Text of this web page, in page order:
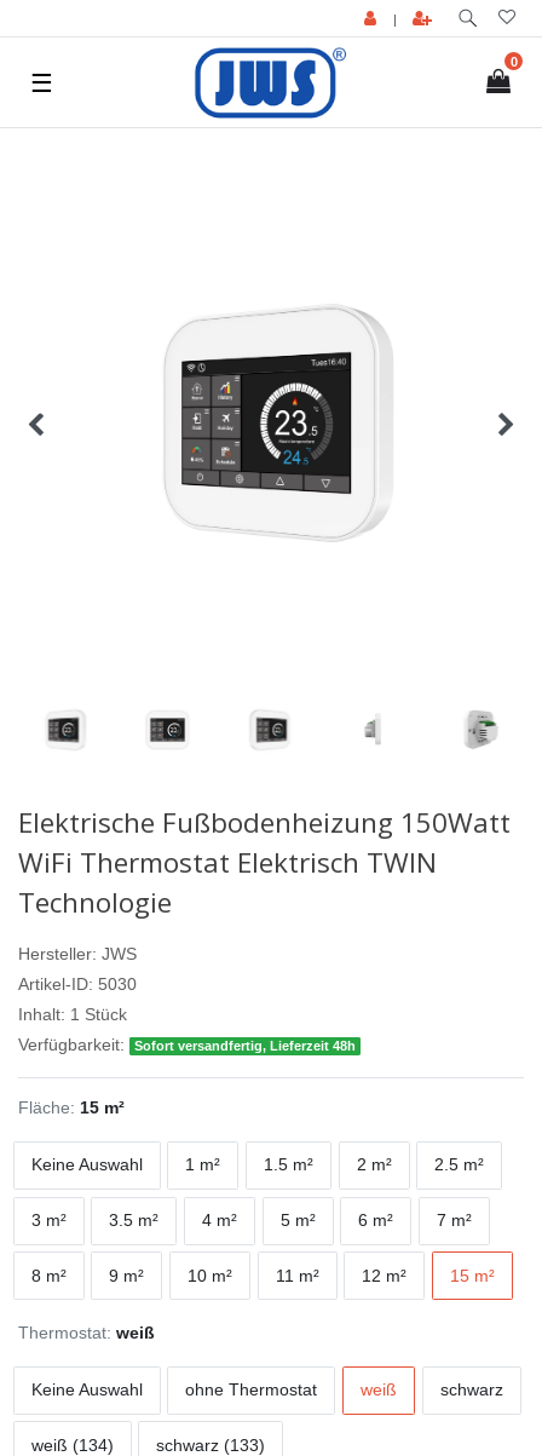
|
0
☰
Elektrische Fußbodenheizung 150Watt
WiFi Thermostat Elektrisch TWIN
Technologie
Hersteller: JWS
Artikel-ID: 5030
Inhalt: 1 Stück
Verfügbarkeit:
Sofort versandfertig, Lieferzeit 48h
Fläche: 15 m²
Keine Auswahl 1 m² 1.5 m² 2 m² 2.5 m²
3 m² 3.5 m² 4 m² 5 m² 6 m² 7 m²
8 m² 9 m² 10 m² 11 m² 12 m² 15 m²
Thermostat: weiß
Keine Auswahl ohne Thermostat weiß schwarz
weiß (134) schwarz (133)